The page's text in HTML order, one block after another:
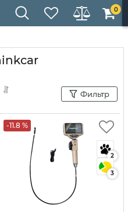
0
Фильтр
-11.8 %
2
3